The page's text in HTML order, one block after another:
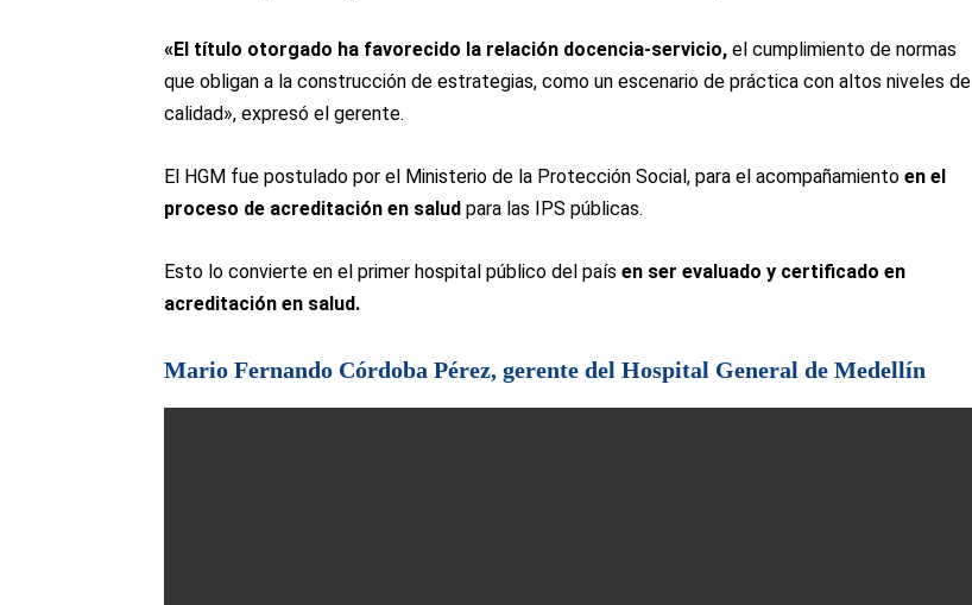
«El título otorgado ha favorecido la relación docencia-servicio, el cumplimiento de normas
que obligan a la construcción de estrategias, como un escenario de práctica con altos niveles de
calidad», expresó el gerente.
El HGM fue postulado por el Ministerio de la Protección Social, para el acompañamiento en el
proceso de acreditación en salud para las IPS públicas.
Esto lo convierte en el primer hospital público del país en ser evaluado y certificado en
acreditación en salud.
Mario Fernando Córdoba Pérez, gerente del Hospital General de Medellín